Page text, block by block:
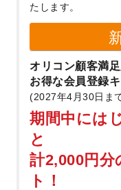
たします。
オリコン顧客満
お得な会員登録
(2027年4月30日ま
期間中には
と
計2,000円
ト！